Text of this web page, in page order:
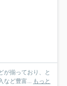
が揃っており、と
など豊富... もっと